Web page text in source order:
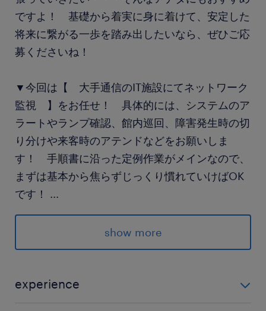
ですよ！ 基礎から着実に身に着けて、安定した
将来に繋がる一歩を踏み出したいなら、ぜひご応
募くださいね！
▼今回は【 大手通信のIT施設にてネットワーク
監視 】をお任せ！ 具体的には、システムのア
ラートやランプ確認、館内巡回、障害発生時の切
り分けや来客時のアテンドなどをお願いしま
す！ 手順書に沿った定例作業がメインなので、
まずは基本から焦らずじっくり慣れていけばOK
です！ ...
＜ 栄駅から徒歩5分 ＞
◇3名募集
show more
experience